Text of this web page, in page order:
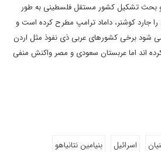
بحث تشکیل کشور مستقل فلسطینی به طور
جارد کوشنر، داماد ترامپ مطرح کرده است و
شود برخی کشورهای عربی ذی نفوذ مثل اردن
اند اما عربستان سعودی و مصر واکنش منفی
اسرائیل
بنیامین نتانیاهو